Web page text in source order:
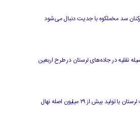
سد مخملکوه با جدیت دنبال می‌شود
بیش از ۲۹ میلیون اصله نهال